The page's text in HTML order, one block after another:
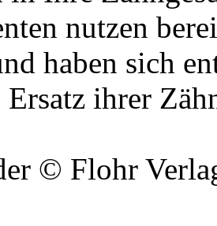
nutzen
haben sich
ihrer
© Flohr